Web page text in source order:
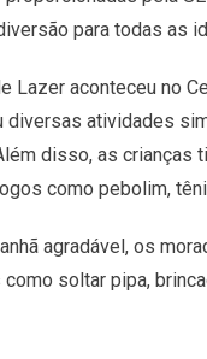
para todas as
Lazer aconteceu no
diversas atividades
disso, as
como pebolim,
agradável, os
soltar pipa,